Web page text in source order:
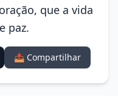
que a vida
paz.
📤 Compartilhar